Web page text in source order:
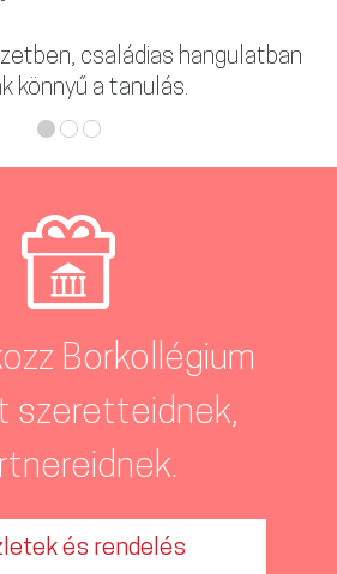
családias hangulatban
könnyű a tanulás.
Borkollégium
szeretteidnek,
és rendelés